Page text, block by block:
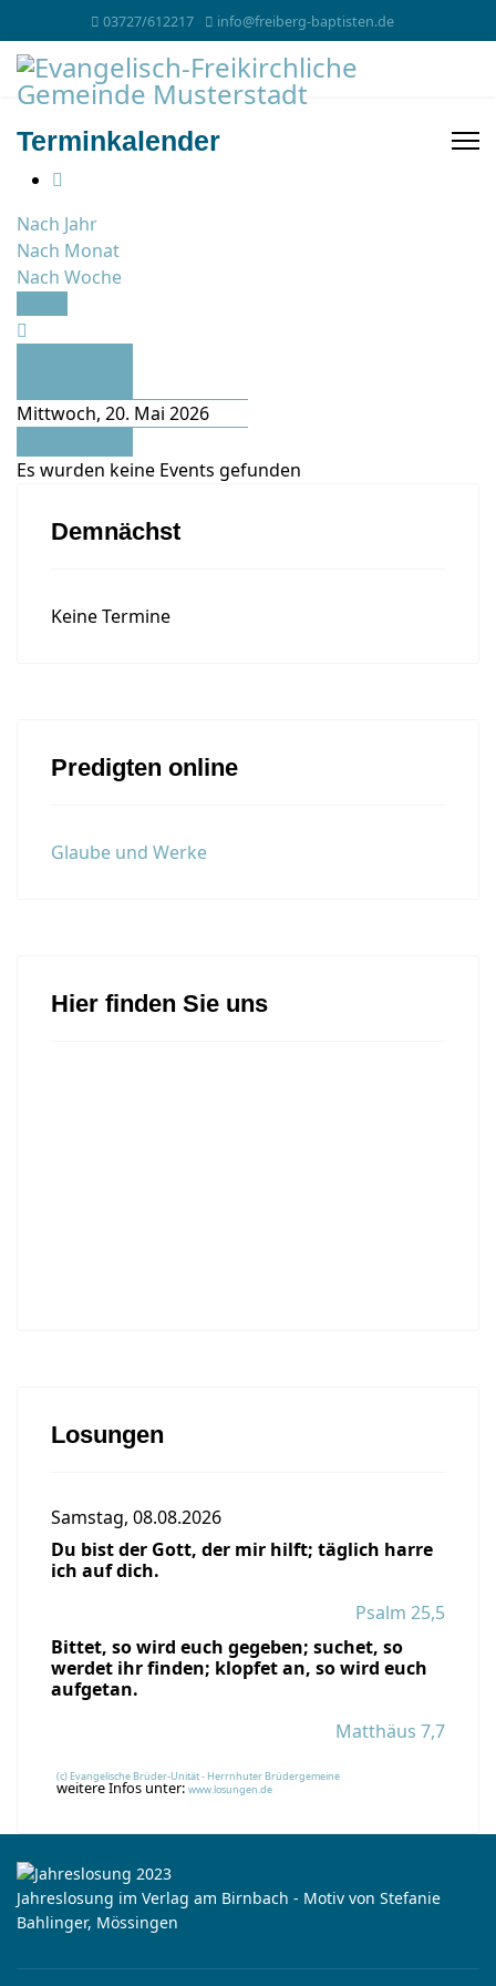
03727/612217 info@freiberg-baptisten.de
Terminkalender
Nach Jahr
Nach Monat
Nach Woche
Mittwoch, 20. Mai 2026
Es wurden keine Events gefunden
Demnächst
Keine Termine
Predigten online
Glaube und Werke
Hier finden Sie uns
Losungen
Samstag, 08.08.2026
Du bist der Gott, der mir hilft; täglich harre
ich auf dich.
Psalm 25,5
Bittet, so wird euch gegeben; suchet, so
werdet ihr finden; klopfet an, so wird euch
aufgetan.
Matthäus 7,7
(c) Evangelische Brüder-Unität - Herrnhuter Brüdergemeine
weitere Infos unter: www.losungen.de
Jahreslosung im Verlag am Birnbach - Motiv von Stefanie
Bahlinger, Mössingen